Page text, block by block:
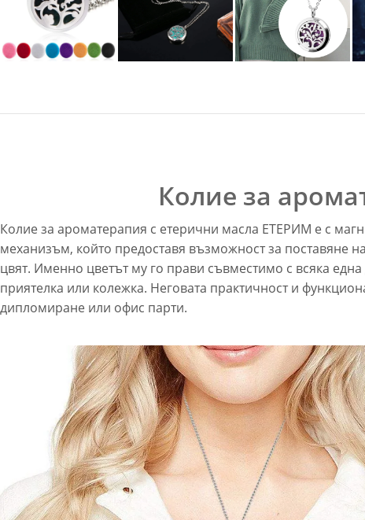
Колие за
Колие за ароматерапия с етерични масла ЕТЕРИМ е с
механизъм, който предоставя възможност за поставяне
цвят. Именно цветът му го прави съвместимо с всяка
приятелка или колежка. Неговата практичност и
дипломиране или офис парти.